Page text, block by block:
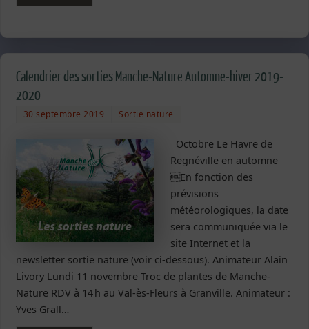
Calendrier des sorties Manche-Nature Automne-hiver 2019-
2020
30 septembre 2019 Sortie nature
Octobre Le Havre de
Regnéville en automne
En fonction des
prévisions
météorologiques, la date
sera communiquée via le
site Internet et la
newsletter sortie nature (voir ci-dessous). Animateur Alain
Livory Lundi 11 novembre Troc de plantes de Manche-
Nature RDV à 14 h au Val-ès-Fleurs à Granville. Animateur :
Yves Grall…